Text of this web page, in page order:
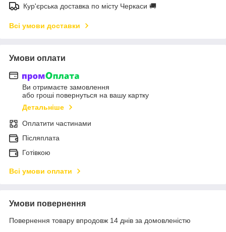
Кур'єрська доставка по місту Черкаси 🚚
Всі умови доставки
Умови оплати
Ви отримаєте замовлення
або гроші повернуться на вашу картку
Детальніше
Оплатити частинами
Післяплата
Готівкою
Всі умови оплати
Умови повернення
Повернення товару впродовж 14 днів за домовленістю